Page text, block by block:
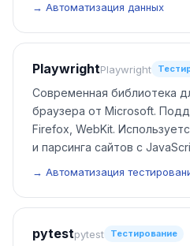
→ Автоматизация данных
PlaywrightPlaywright
Современная библиотека
браузера от Microsoft.
Firefox, WebKit.
и парсинга сайтов с
→ Автоматизация
pytestpytest Тестирование